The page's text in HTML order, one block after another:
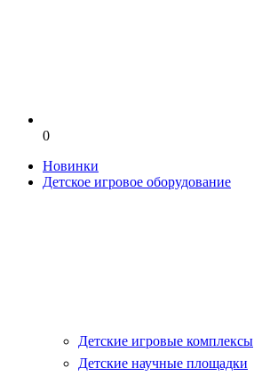
0
Новинки
Детское игровое оборудование
Детские игровые комплексы
Детские научные площадки